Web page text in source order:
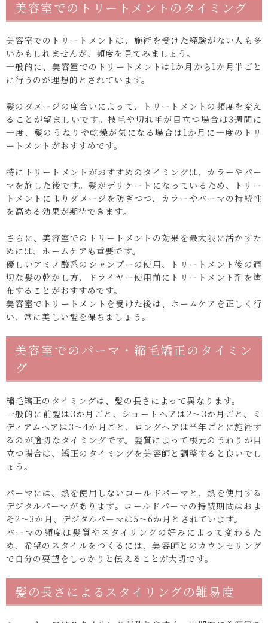
美容室でのトリートメントのタイミング
美容室でのトリートメントは、施術を受けた経験がない人も多
いかもしれませんが、頻度を見てみましょう。
一般的に、美容室でのトリートメントは1か月から1か月半ごと
に行うのが理想的とされています。
髪のダメージの度合いによって、トリートメントの頻度を変え
ることが望ましいです。枝毛や切れ毛が目立つ場合は3週間に
一度、髪のうねりや乾燥が気になる場合は1か月に一度のトリ
ートメントがおすすめです。
特にトリートメントがおすすめのタイミングは、カラーやパー
マを施した後です。髪がデリケートになっているため、トリー
トメントによりダメージを防ぎつつ、カラーやパーマの持続性
を高める効果が期待できます。
さらに、美容室でのトリートメントの効果を最大限に活かすた
めには、ホームケアも重要です。
優しいアミノ酸系のシャンプーの使用、トリートメント後の適
切な髪の乾かし方、ドライヤー使用前にトリートメント剤を塗
布することがおすすめです。
美容室でトリートメントを受けた後は、ホームケアを正しく行
い、常に美しい髪を保ちましょう。
美容室でのパーマ・縮毛矯正のタイミン
グ
縮毛矯正のタイミングは、髪の長さによって異なります。
一般的に前髪は3か月ごと、ショートヘアは2〜3か月ごと、ミ
ディアムヘアは3〜4か月ごと、ロングヘアは半年ごとに施術す
るのが適切なタイミングです。髪質によって根元のうねりが目
立つ場合は、矯正のタイミングを美容師と調整すると良いでし
ょう。
パーマには、熱を使用しないコールドパーマと、熱を使用する
デジタルパーマがあります。コールドパーマの持続期間はおよ
そ2〜3か月、デジタルパーマは5〜6か月とされています。
パーマの頻度は髪質やスタイリングの好みによって変わるた
め、希望のスタイルをつくるには、美容師とのカウンセリング
で自分の要望をしっかりと伝えることが大切です。
髪の長さによるスタイリングの難易度